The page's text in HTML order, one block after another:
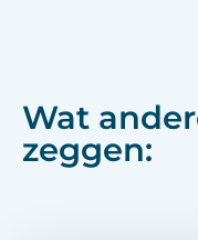
Wat
zeggen: